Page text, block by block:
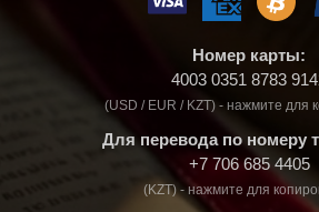
Номер карты:
4003 0351 8783
(USD / EUR / KZT) - нажмите для
Для перевода по номеру
+7 706 685 4405
(KZT) - нажмите для